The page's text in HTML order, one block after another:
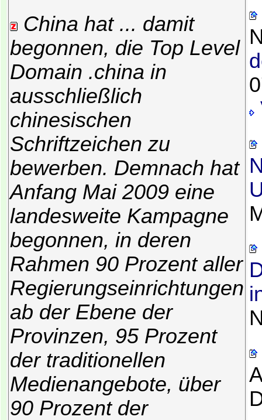
China hat ... damit
begonnen, die Top Level
Domain .china in
ausschließlich
chinesischen
Schriftzeichen zu
bewerben. Demnach hat
Anfang Mai 2009 eine
landesweite Kampagne
begonnen, in deren
Rahmen 90 Prozent aller
Regierungseinrichtungen
ab der Ebene der
Provinzen, 95 Prozent
der traditionellen
Medienangebote, über
90 Prozent der